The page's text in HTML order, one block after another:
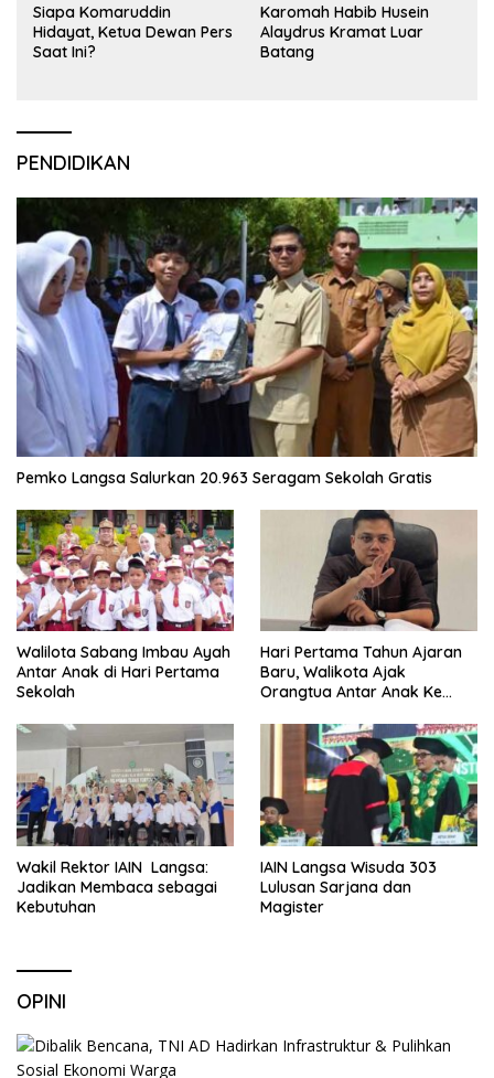
Siapa Komaruddin
Hidayat, Ketua Dewan Pers
Saat Ini?
Karomah Habib Husein
Alaydrus Kramat Luar
Batang
PENDIDIKAN
Pemko Langsa Salurkan 20.963 Seragam Sekolah Gratis
Walilota Sabang Imbau Ayah
Antar Anak di Hari Pertama
Sekolah
Hari Pertama Tahun Ajaran
Baru, Walikota Ajak
Orangtua Antar Anak Ke
Wakil Rektor IAIN Langsa:
Jadikan Membaca sebagai
Kebutuhan
IAIN Langsa Wisuda 303
Lulusan Sarjana dan
Magister
OPINI